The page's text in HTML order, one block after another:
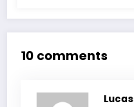
10 comments
Lucas